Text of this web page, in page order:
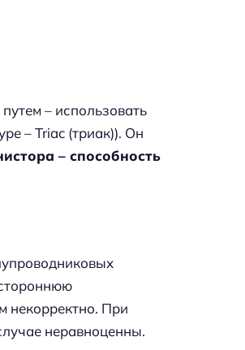
– использовать
– Triac (триак)). Он
– способность
некорректно. При
неравноценны.